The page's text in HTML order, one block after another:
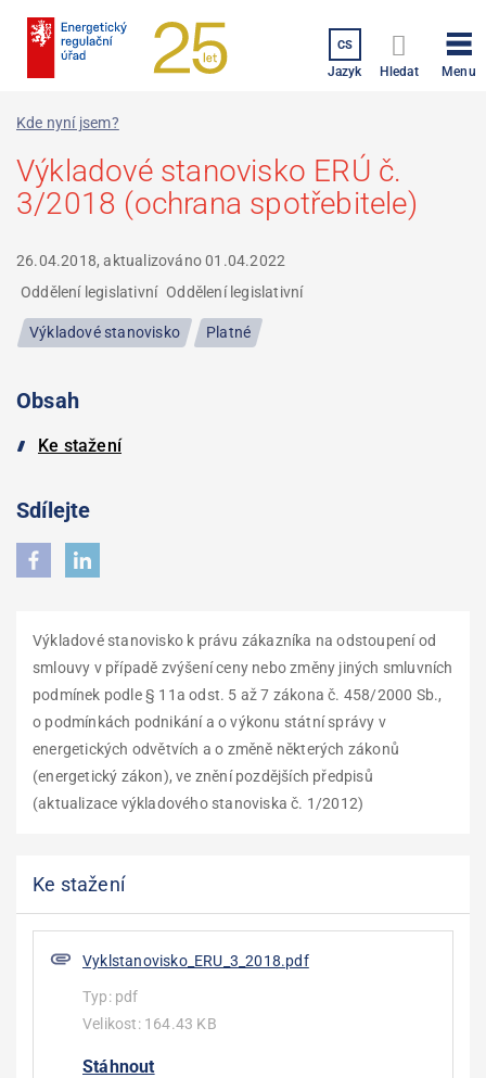
CS
Jazyk Hledat Menu
Kde nyní jsem?
Výkladové stanovisko ERÚ č.
3/2018 (ochrana spotřebitele)
26.04.2018, aktualizováno01.04.2022
Oddělení legislativní Oddělení legislativní
Výkladové stanovisko Platné
Výkladové stanovisko k právu zákazníka na odstoupení od
smlouvy v případě zvýšení ceny nebo změny jiných smluvních
podmínek podle § 11a odst. 5 až 7 zákona č. 458/2000 Sb.,
o podmínkách podnikání a o výkonu státní správy v
energetických odvětvích a o změně některých zákonů
(energetický zákon), ve znění pozdějších předpisů
(aktualizace výkladového stanoviska č. 1/2012)
Ke stažení
Vyklstanovisko_ERU_3_2018.pdf
Typ: pdf
Velikost: 164.43 KB
Stáhnout
Obsah
Ke stažení
Sdílejte